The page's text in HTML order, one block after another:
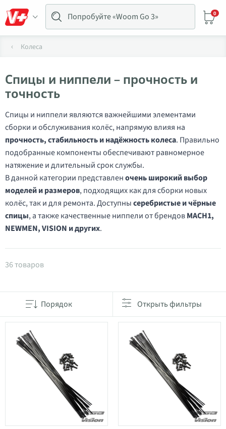
0
Колеса
Спицы и ниппели – прочность и
точность
Спицы и ниппели являются важнейшими элементами
сборки и обслуживания колёс, напрямую влияя на
прочность, стабильность и надёжность колеса. Правильно
подобранные компоненты обеспечивают равномерное
натяжение и длительный срок службы.
В данной категории представленочень широкий выбор
моделей и размеров, подходящих как для сборки новых
колёс, так и для ремонта. Доступнысеребристые и чёрные
спицы, а также качественные ниппели от брендовMACH1,
NEWMEN, VISION и других.
Товары в категории Спицы
36 товаров
Порядок Открыть фильтры